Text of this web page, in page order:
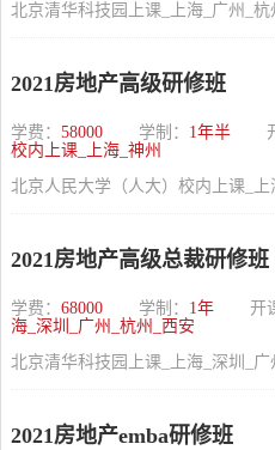
北京清华科技园上课_上海_广州_杭
2021房地产高级研修班
学费： 58000 学制： 1年半
校内上课_上海_神州
北京人民大学（人大）校内上课_上
2021房地产高级总裁研修班
学费： 68000 学制： 1年 开
海_深圳_广州_杭州_西安
北京清华科技园上课_上海_深圳_广
2021房地产emba研修班